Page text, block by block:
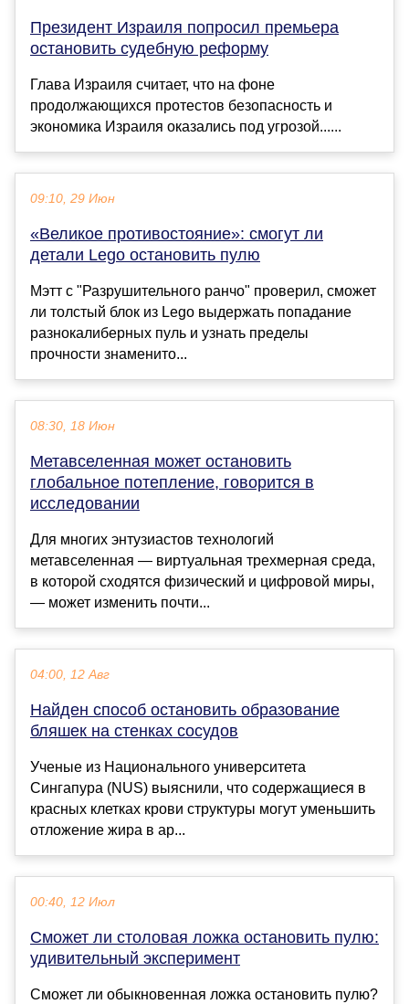
Президент Израиля попросил премьера
остановить судебную реформу
Глава Израиля считает, что на фоне
продолжающихся протестов безопасность и
экономика Израиля оказались под угрозой......
09:10, 29 Июн
«Великое противостояние»: смогут ли
детали Lego остановить пулю
Мэтт с "Разрушительного ранчо" проверил, сможет
ли толстый блок из Lego выдержать попадание
разнокалиберных пуль и узнать пределы
прочности знаменито...
08:30, 18 Июн
Метавселенная может остановить
глобальное потепление, говорится в
исследовании
Для многих энтузиастов технологий
метавселенная — виртуальная трехмерная среда,
в которой сходятся физический и цифровой миры,
— может изменить почти...
04:00, 12 Авг
Найден способ остановить образование
бляшек на стенках сосудов
Ученые из Национального университета
Сингапура (NUS) выяснили, что содержащиеся в
красных клетках крови структуры могут уменьшить
отложение жира в ар...
00:40, 12 Июл
Сможет ли столовая ложка остановить пулю:
удивительный эксперимент
Сможет ли обыкновенная ложка остановить пулю?